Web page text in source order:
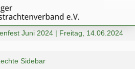
Juni 2024 | Freitag, 14.06.2024